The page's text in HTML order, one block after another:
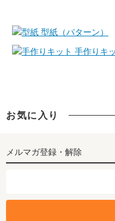
型紙（パターン）
手作りキ
お気に入り
メルマガ登録・解除